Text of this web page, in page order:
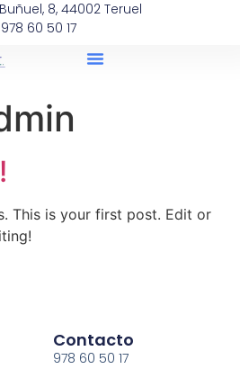
8, 44002 Teruel
978 60 50 17
This is your first post. Edit or
Contacto
978 60 50 17